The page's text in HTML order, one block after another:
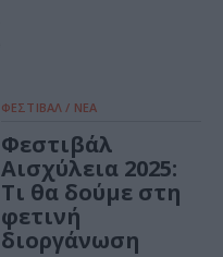
ΦΕΣΤΙΒΑΛ / ΝΕΑ
Φεστιβάλ
Αισχύλεια 2025:
Τι θα δούμε στη
φετινή
διοργάνωση